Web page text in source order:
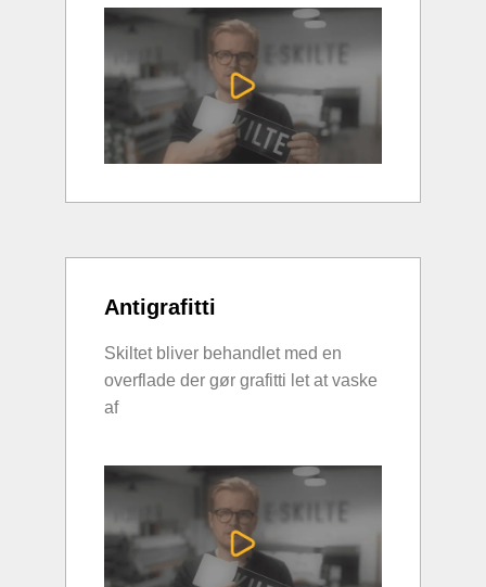
Antigrafitti
Skiltet bliver behandlet med en
overflade der gør grafitti let at vaske
af